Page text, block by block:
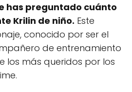
has preguntado cuánto
Krilin de niño. Este
conocido por ser el
de entrenamiento
los más queridos por los